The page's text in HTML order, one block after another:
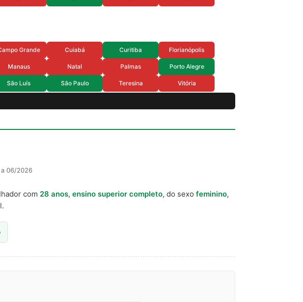
Grande Cuiabá Curitiba Florianópolis
Manaus Natal Palmas Porto Alegre
São Luís São Paulo Teresina Vitória
06/2026
com 28 anos, ensino superior completo, do sexo feminino,